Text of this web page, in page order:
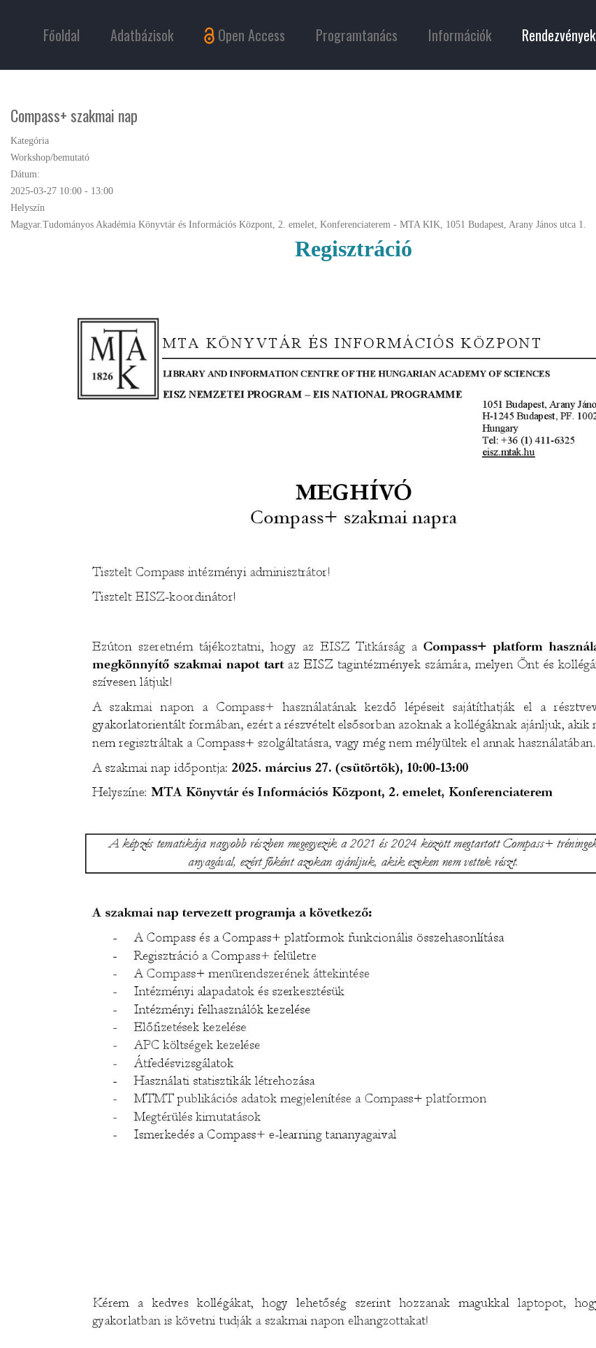
Főoldal Adatbázisok Open Access Programtanács Információk Rendezvények
Compass+ szakmai nap
Kategória
Workshop/bemutató
Dátum:
2025-03-27 10:00 - 13:00
Helyszín
Magyar.Tudományos Akadémia Könyvtár és Információs Központ, 2. emelet, Konferenciaterem - MTA KIK, 1051 Budapest, Arany János utca 1.
Regisztráció